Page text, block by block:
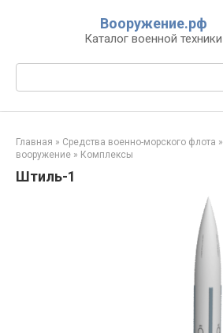
Вооружение.рф
Каталог военной техники
Поиск:
Главная » Средства военно-морского флота »
вооружение » Комплексы
Штиль-1